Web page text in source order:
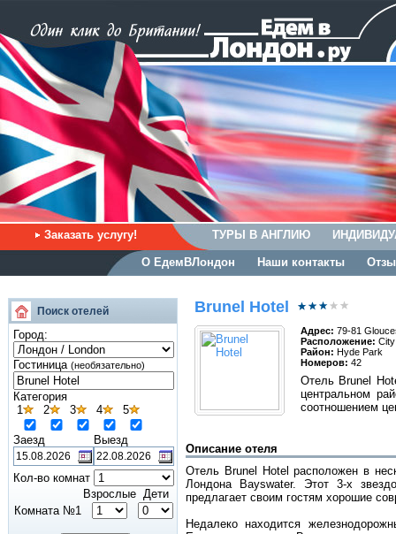
Заказать услугу! ТУРЫ В АНГЛИЮ
О ЕдемВЛондон Наши контакты
Поиск отелей
Город:
Гостиница (необязательно)
Категория
1
2 3 4 5
Заезд Выезд
Кол-во комнат
Взрослые Дети
Комната №1
Brunel Hotel
Адрес: 79-81
Расположение:
Район: Hyde Park
Номеров: 42
Отель Brunel
центральном
соотношением
Описание отеля
Отель Brunel Hotel расположен в
Лондона Bayswater. Этот 3-х
предлагает своим гостям хорошие
Недалеко находится